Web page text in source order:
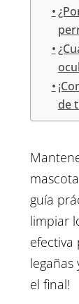
de
guía
limpiar
efectiva
legañas
el final!